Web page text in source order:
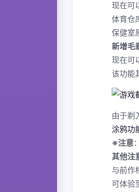
现在可
体育仓
保健室
新增毛
现在可
该功能
由于剃
涂鸦功
※注意
其他注
与前作
可体验